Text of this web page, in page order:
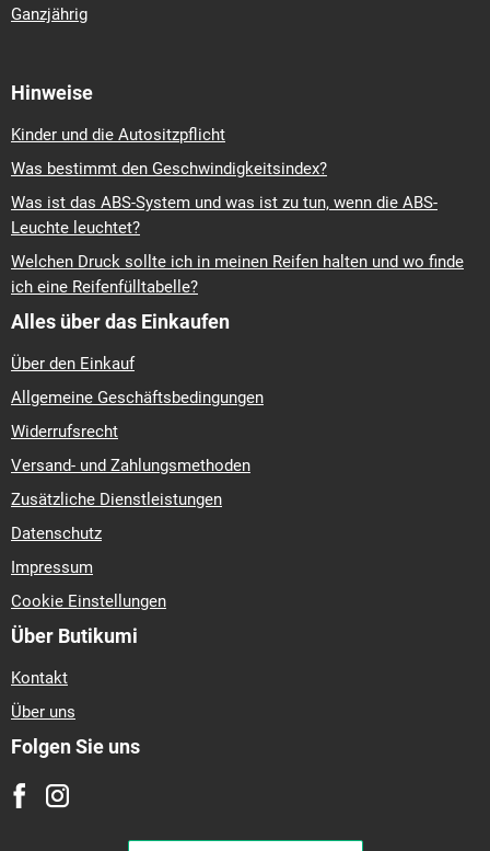
Ganzjährig
Hinweise
Kinder und die Autositzpflicht
Was bestimmt den Geschwindigkeitsindex?
Was ist das ABS-System und was ist zu tun, wenn die ABS-
Leuchte leuchtet?
Welchen Druck sollte ich in meinen Reifen halten und wo finde
ich eine Reifenfülltabelle?
Alles über das Einkaufen
Über den Einkauf
Allgemeine Geschäftsbedingungen
Widerrufsrecht
Versand- und Zahlungsmethoden
Zusätzliche Dienstleistungen
Datenschutz
Impressum
Cookie Einstellungen
Über Butikumi
Kontakt
Über uns
Folgen Sie uns